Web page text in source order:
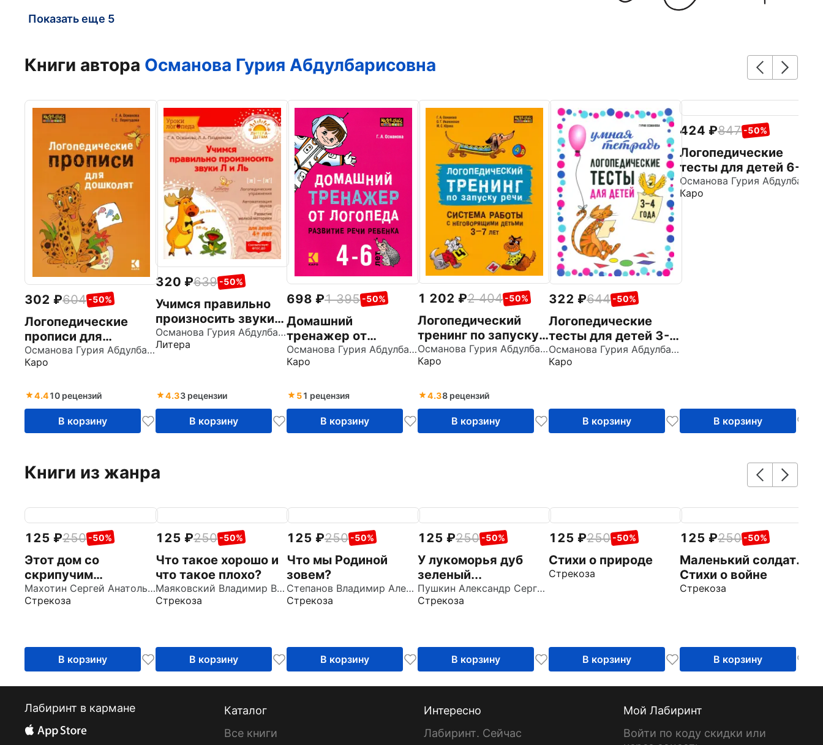
Показать еще 5
Книги автора Османова Гурия Абдулбарисовна
302 604 -50%
Логопедические
прописи для
дошколят
Османова Гурия Абдулбарисовна
Каро
4.410 рецензий
В корзину
320 639 -50%
Учимся правильно
произносить звуки Л
и Ль. ФГОС ДО
Османова Гурия Абдулбарисовна
Литера
4.33 рецензии
В корзину
698 1 395 -50%
Домашний
тренажер от
логопеда. Развитие
речи ребенка 4-6
Османова Гурия Абдулбарисовна
Каро
51 рецензия
В корзину
1 202 2 404 -50%
Логопедический
тренинг по запуску
речи. Система
работы с
детьми 3-7 лет
Османова Гурия Абдулбарисовна
Каро
4.38 рецензий
В корзину
322 644 -50%
Логопедические
тесты для детей 3-4
лет
Османова Гурия Абдулбарисовна
Каро
В корзину
424 847 -50%
Логопедические
тесты для детей 6-7
лет
Каро
В корзину
Книги из жанра
125 250 -50%
Этот дом со
скрипучим
крыльцом
Махотин Сергей Анатольевич
Стрекоза
В корзину
125 250 -50%
Что такое хорошо и
что такое плохо?
Маяковский Владимир Владимирович
Стрекоза
В корзину
125 250 -50%
Что мы Родиной
зовем?
Степанов Владимир Александрович
Стрекоза
В корзину
125 250 -50%
У лукоморья дуб
зеленый...
Пушкин Александр Сергеевич
Стрекоза
В корзину
125 250 -50%
Стихи о природе
Стрекоза
В корзину
125 250 -50%
Маленький солдат.
Стихи о войне
Стрекоза
В корзину
Лабиринт в кармане
Каталог
Все книги
Интересно
Лабиринт. Сейчас
Мой Лабиринт
Войти по коду скидки или